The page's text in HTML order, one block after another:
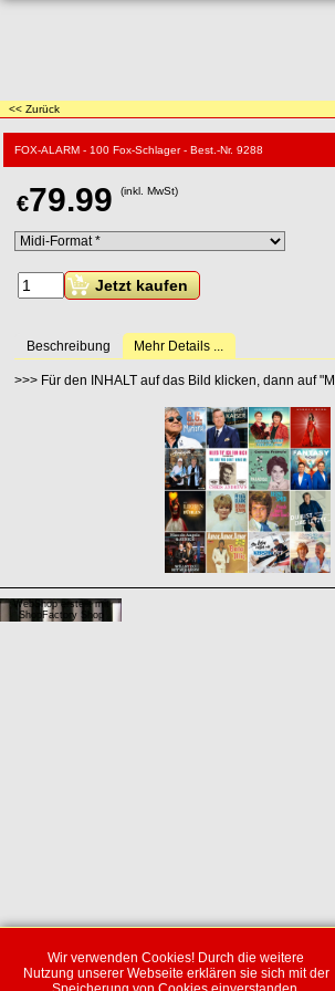
<< Zurück
FOX-ALARM - 100 Fox-Schlager - Best.-Nr. 9288
€79.99 (inkl. MwSt)
Jetzt kaufen
Beschreibung Mehr Details ...
>>> Für den INHALT auf das Bild klicken, dann auf
WebShop erstellt mit
ShopFactory Shop
Wir verwenden Cookies! Durch die weitere
Nutzung unserer Webseite erklären sie sich mit der